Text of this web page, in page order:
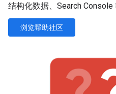
结构化数据、Search Console
浏览帮助社区